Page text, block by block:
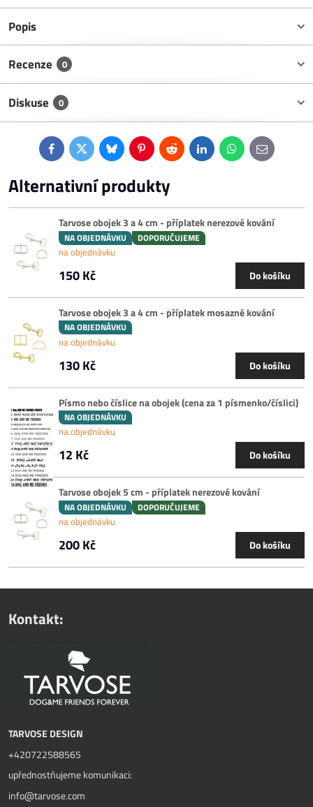
Popis
Recenze 0
Diskuse 0
FacebookTwitterBlueskyPinterestReddit LinkedInWhatsApp
E-
mail
Alternativní produkty
Tarvose obojek 3 a 4 cm - příplatek nerezové kování
NA OBJEDNÁVKU DOPORUČUJEME
na objednávku
150 Kč Do košíku
Tarvose obojek 3 a 4 cm - příplatek mosazné kování
NA OBJEDNÁVKU
na objednávku
130 Kč Do košíku
Písmo nebo číslice na obojek (cena za 1 písmenko/číslici)
NA OBJEDNÁVKU
na objednávku
12 Kč Do košíku
Tarvose obojek 5 cm - příplatek nerezové kování
NA OBJEDNÁVKU DOPORUČUJEME
na objednávku
200 Kč Do košíku
Kontakt:
TARVOSE DESIGN
+420722588565
upřednostňujeme komunikaci:
info@tarvose.com